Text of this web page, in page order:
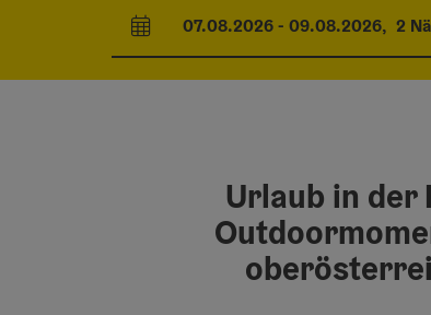
An- und Abreisefelder
07.08.2026- 09.08.2026, 2
Urlaub in der